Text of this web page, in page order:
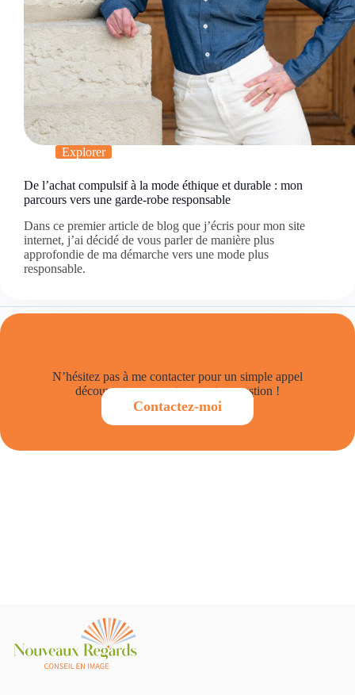
Explorer
De l’achat compulsif à la mode éthique et durable : mon
parcours vers une garde-robe responsable
Dans ce premier article de blog que j’écris pour mon site
internet, j’ai décidé de vous parler de manière plus
approfondie de ma démarche vers une mode plus
responsable.
N’hésitez pas à me contacter pour un simple appel
découverte ou pour toute autre question !
Contactez-moi